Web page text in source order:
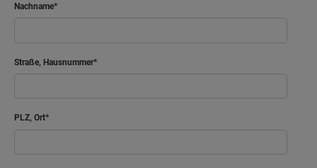
Nachname
Straße, Hausnummer
PLZ, Ort